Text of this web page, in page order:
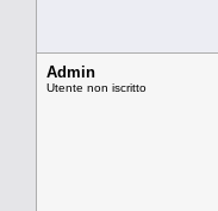
Admin
Utente non iscritto